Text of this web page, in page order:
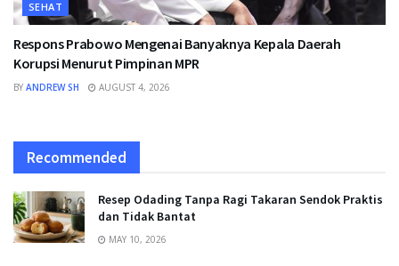
SEHAT
Respons Prabowo Mengenai Banyaknya Kepala Daerah
Korupsi Menurut Pimpinan MPR
BY ANDREW SH AUGUST 4, 2026
Recommended
Resep Odading Tanpa Ragi Takaran Sendok Praktis
dan Tidak Bantat
MAY 10, 2026